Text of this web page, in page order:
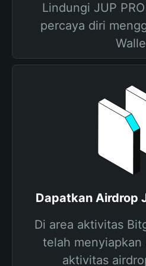
Lindungi JUP
percaya diri
Dapatkan Airdrop
Di area aktivitas
telah menyiapkan
aktivitas